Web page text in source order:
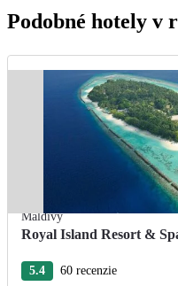
Podobné hotely v
Maldivy
Royal Island Resort &
5.4 60 recenzie